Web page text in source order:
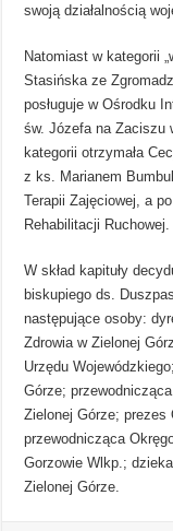
swoją działalnością
Natomiast w kategorii
Stasińska ze
posługuje w Ośrodku
św. Józefa na Zaciszu
kategorii otrzymała
z ks. Marianem
Terapii Zajęciowej, a
Rehabilitacji Ruchowej.
W skład kapituły
biskupiego ds.
następujące osoby:
Zdrowia w Zielonej
Urzędu
Górze;
Zielonej Górze; prezes
przewodnicząca
Gorzowie Wlkp.;
Zielonej Górze.